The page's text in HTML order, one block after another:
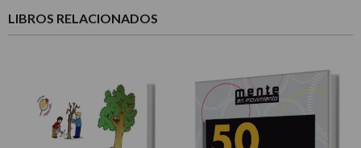
LIBROS RELACIONADOS